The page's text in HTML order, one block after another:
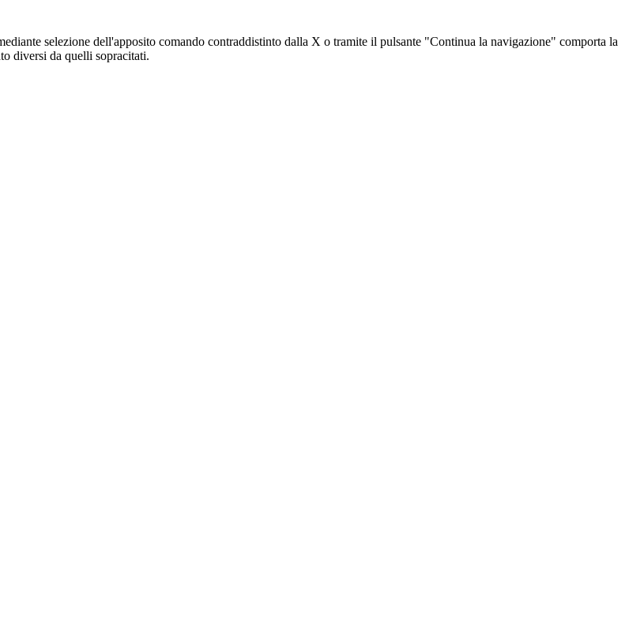
selezione dell'apposito comando contraddistinto dalla X o tramite il pulsante "Continua la navigazione" comporta la
diversi da quelli sopracitati.